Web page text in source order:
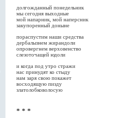
долгожданный понедельник
мы сегодня выходные
мой напарник, мой наперсник
закупоренный доныне
пораспустим наши средства
дербалызнем жирандоли
опровергнем верховенство
слезоточащей юдоли
и когда под утро стражи
нас принудят ко стыду
нам заря свою покажет
восходящую пизду
златолобковолосую
* * *